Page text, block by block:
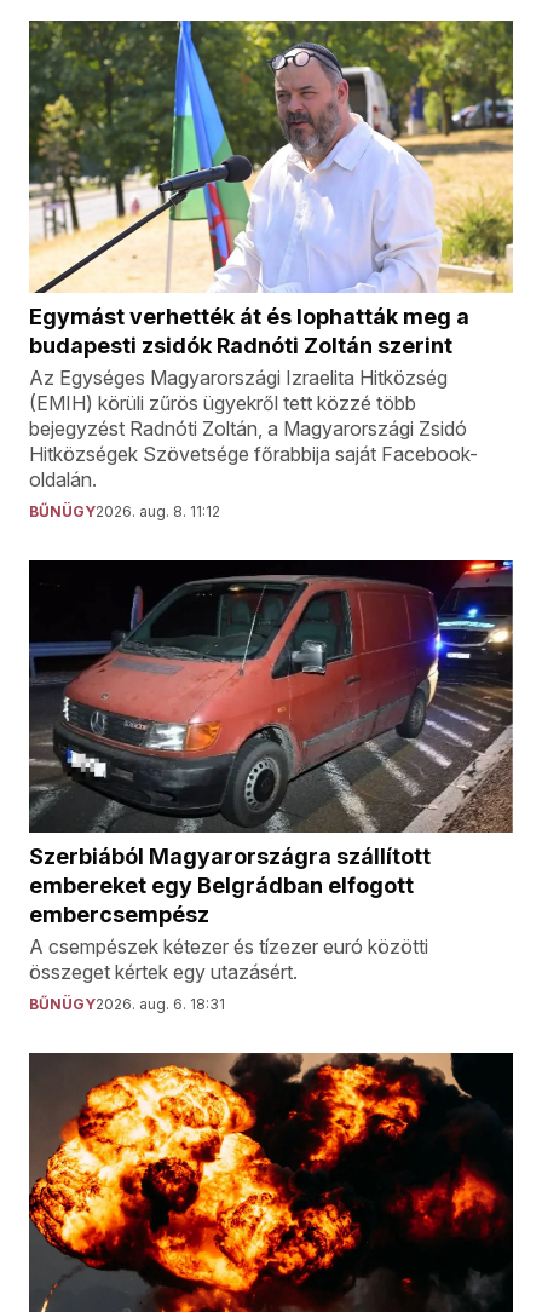
Egymást verhették át és lophatták meg a
budapesti zsidók Radnóti Zoltán szerint
Az Egységes Magyarországi Izraelita Hitközség
(EMIH) körüli zűrös ügyekről tett közzé több
bejegyzést Radnóti Zoltán, a Magyarországi Zsidó
Hitközségek Szövetsége főrabbija saját Facebook-
oldalán.
BŰNÜGY2026. aug. 8. 11:12
Szerbiából Magyarországra szállított
embereket egy Belgrádban elfogott
embercsempész
A csempészek kétezer és tízezer euró közötti
összeget kértek egy utazásért.
BŰNÜGY2026. aug. 6. 18:31